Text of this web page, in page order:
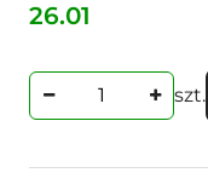
Cena:
26.01
szt.